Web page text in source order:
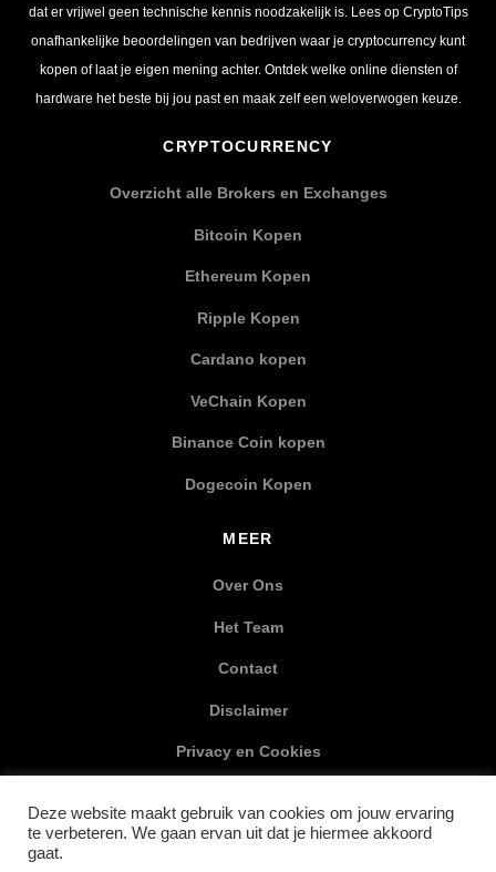
dat er vrijwel geen technische kennis noodzakelijk is. Lees op CryptoTips
onafhankelijke beoordelingen van bedrijven waar je cryptocurrency kunt
kopen of laat je eigen mening achter. Ontdek welke online diensten of
hardware het beste bij jou past en maak zelf een weloverwogen keuze.
CRYPTOCURRENCY
Overzicht alle Brokers en Exchanges
Bitcoin Kopen
Ethereum Kopen
Ripple Kopen
Cardano kopen
VeChain Kopen
Binance Coin kopen
Dogecoin Kopen
MEER
Over Ons
Het Team
Contact
Disclaimer
Privacy en Cookies
SOCIAL MEDIA
Deze website maakt gebruik van cookies om jouw ervaring
te verbeteren. We gaan ervan uit dat je hiermee akkoord
gaat.